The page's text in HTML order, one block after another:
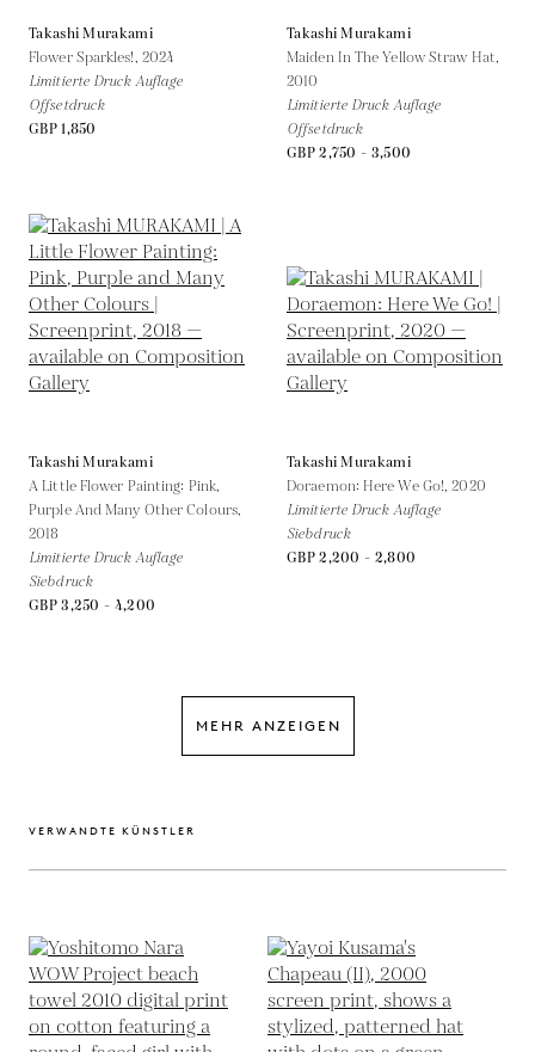
Takashi Murakami
Flower Sparkles!, 2024
Limitierte Druck Auflage
Offsetdruck
GBP 1,850
Takashi Murakami
Maiden In The Yellow Straw Hat,
2010
Limitierte Druck Auflage
Offsetdruck
GBP 2,750 - 3,500
Takashi Murakami
A Little Flower Painting: Pink,
Purple And Many Other Colours,
2018
Limitierte Druck Auflage
Siebdruck
GBP 3,250 - 4,200
Takashi Murakami
Doraemon: Here We Go!,2020
Limitierte Druck Auflage
Siebdruck
GBP 2,200 - 2,800
MEHR ANZEIGEN
VERWANDTE KÜNSTLER